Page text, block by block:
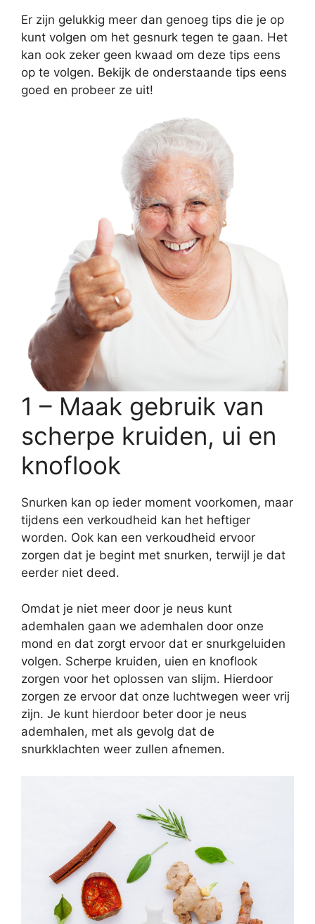
Er zijn gelukkig meer dan genoeg tips die je op
kunt volgen om het gesnurk tegen te gaan. Het
kan ook zeker geen kwaad om deze tips eens
op te volgen. Bekijk de onderstaande tips eens
goed en probeer ze uit!
1 – Maak gebruik van
scherpe kruiden, ui en
knoflook
Snurken kan op ieder moment voorkomen, maar
tijdens een verkoudheid kan het heftiger
worden. Ook kan een verkoudheid ervoor
zorgen dat je begint met snurken, terwijl je dat
eerder niet deed.
Omdat je niet meer door je neus kunt
ademhalen gaan we ademhalen door onze
mond en dat zorgt ervoor dat er snurkgeluiden
volgen. Scherpe kruiden, uien en knoflook
zorgen voor het oplossen van slijm. Hierdoor
zorgen ze ervoor dat onze luchtwegen weer vrij
zijn. Je kunt hierdoor beter door je neus
ademhalen, met als gevolg dat de
snurkklachten weer zullen afnemen.